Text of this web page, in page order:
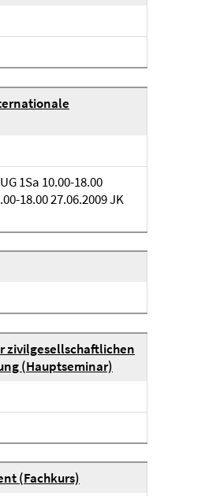
1Sa 10.00-18.00
18.00 27.06.2009 JK
zivilgesellschaftlichen
(Hauptseminar)
(Fachkurs)